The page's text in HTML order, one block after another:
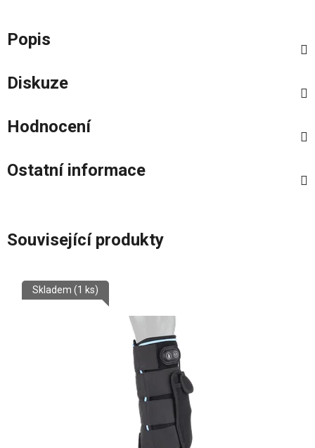
Popis
Diskuze
Hodnocení
Ostatní informace
Související produkty
Skladem (1 ks)